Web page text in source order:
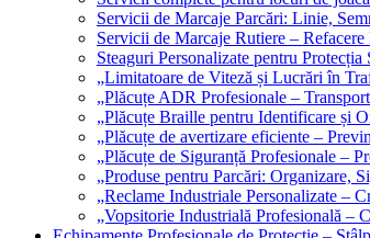
Servicii de Marcaje Parcări: Linie,
Servicii de Marcaje Rutiere –
Steaguri Personalizate pentru
„Limitatoare de Viteză și Lucrări în
„Plăcuțe ADR Profesionale –
„Plăcuțe Braille pentru Identificare și
„Plăcuțe de avertizare eficiente –
„Plăcuțe de Siguranță Profesionale –
„Produse pentru Parcări: Organizare,
„Reclame Industriale Personalizate –
„Vopsitorie Industrială Profesională –